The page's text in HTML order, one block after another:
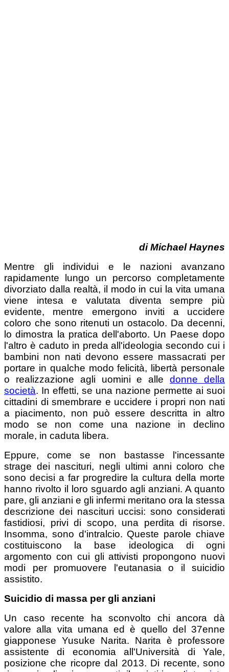
diMichael Haynes
Mentre gli individui e le nazioni avanzano
rapidamente lungo un percorso completamente
divorziato dalla realtà, il modo in cui la vita umana
viene intesa e valutata diventa sempre più
evidente, mentre emergono inviti a uccidere
coloro che sono ritenuti un ostacolo. Da decenni,
lo dimostra la pratica dell'aborto. Un Paese dopo
l'altro è caduto in preda all'ideologia secondo cui i
bambini non nati devono essere massacrati per
portare in qualche modo felicità, libertà personale
o realizzazione agli uomini e alle
donne della
società. In effetti, se una nazione permette ai suoi
cittadini di smembrare e uccidere i propri non nati
a piacimento, non può essere descritta in altro
modo se non come una nazione in declino
morale, in caduta libera.
Eppure, come se non bastasse l'incessante
strage dei nascituri, negli ultimi anni coloro che
sono decisi a far progredire la cultura della morte
hanno rivolto il loro sguardo agli anziani. A quanto
pare, gli anziani e gli infermi meritano ora la stessa
descrizione dei nascituri uccisi: sono considerati
fastidiosi, privi di scopo, una perdita di risorse.
Insomma, sono d'intralcio. Queste parole chiave
costituiscono la base ideologica di ogni
argomento con cui gli attivisti propongono nuovi
modi per promuovere l'eutanasia o il suicidio
assistito.
Suicidio di massa per gli anziani
Un caso recente ha sconvolto chi ancora dà
valore alla vita umana ed è quello del 37enne
giapponese Yusuke Narita. Narita è professore
assistente di economia all'Università di Yale,
posizione che ricopre dal 2013. Di recente, sono